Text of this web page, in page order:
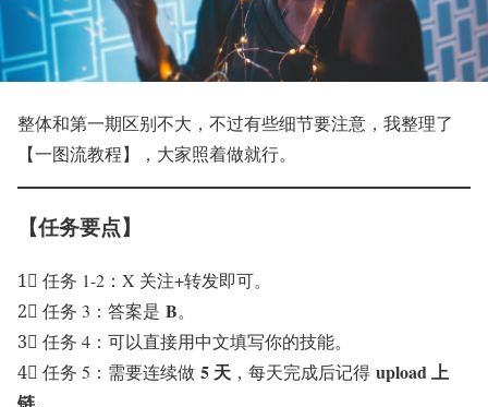
整体和第一期区别不大，不过有些细节要注意，我整理了
【一图流教程】，大家照着做就行。
【任务要点】
1⃣ 任务 1-2：X 关注+转发即可。
2⃣ 任务 3：答案是 B。
3⃣ 任务 4：可以直接用中文填写你的技能。
4⃣ 任务 5：需要连续做 5 天 ，每天完成后记得 upload 上
链。